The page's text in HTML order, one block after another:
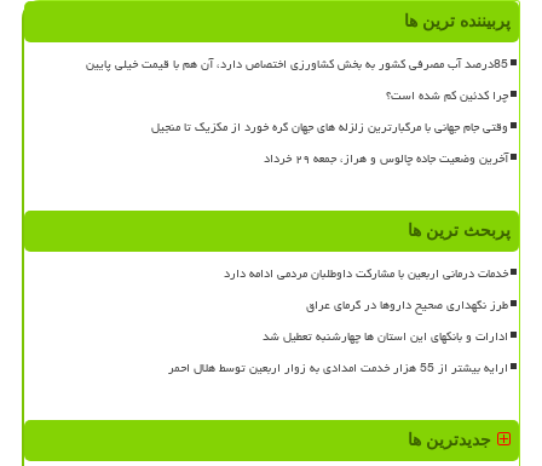
پربیننده ترین ها
85درصد آب مصرفی کشور به بخش کشاورزی اختصاص دارد، آن هم با قیمت خیلی پایین
چرا کدئین کم شده است؟
وقتی جام جهانی با مرگبارترین زلزله های جهان گره خورد از مکزیک تا منجیل
آخرین وضعیت جاده چالوس و هراز، جمعه ۲۹ خرداد
پربحث ترین ها
خدمات درمانی اربعین با مشارکت داوطلبان مردمی ادامه دارد
طرز نگهداری صحیح داروها در گرمای عراق
ادارات و بانکهای این استان ها چهارشنبه تعطیل شد
ارایه بیشتر از 55 هزار خدمت امدادی به زوار اربعین توسط هلال احمر
جدیدترین ها